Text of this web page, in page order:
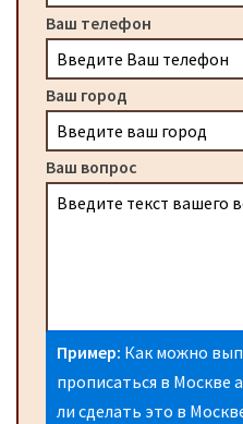
Ваш телефон
Ваш город
Ваш вопрос
Пример: Как можно
прописаться в Москве
ли сделать это в